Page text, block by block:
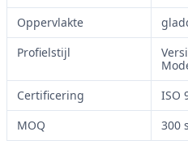
Oppervlakte
Profielstijl
Certificering
ISO
MOQ
300